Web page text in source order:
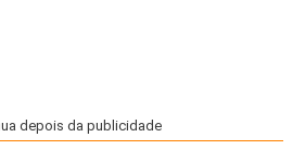
depois da publicidade